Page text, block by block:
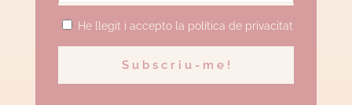
He llegit i accepto la política de privacitat